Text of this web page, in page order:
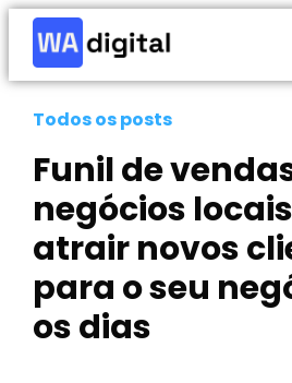
Todos os posts
Funil de
negócios
atrair novos
para o seu
os dias